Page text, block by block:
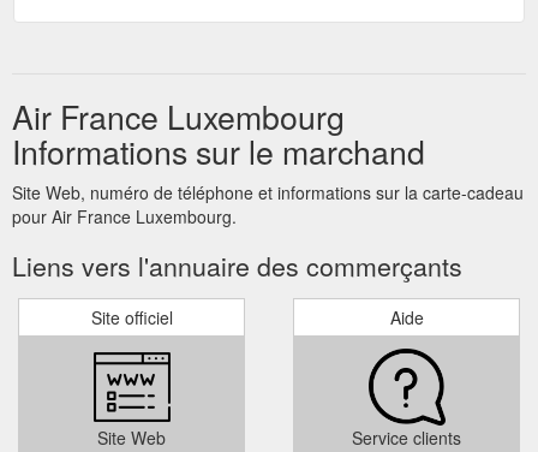
Air France Luxembourg
Informations sur le marchand
Site Web, numéro de téléphone et informations sur la carte-cadeau
pour Air France Luxembourg.
Liens vers l'annuaire des commerçants
Site officiel
Site Web
Aide
Service clients